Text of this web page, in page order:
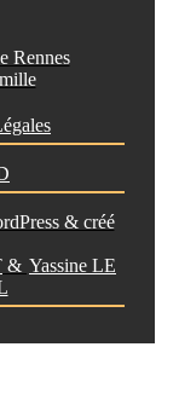
Rennes
& créé
& Yassine LE